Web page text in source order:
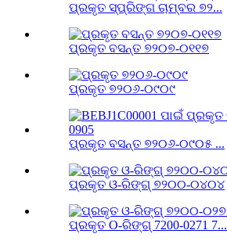
ପ୍ରକୃତ ସ୍ପ୍ରିଙ୍ଗ ଚାମ୍ବର ୭୨...
ପ୍ରକୃତ ବସନ୍ତ ୭୨୦୭-୦୧୧୭
ପ୍ରକୃତ ୭୨୦୬-୦୯୦୯
ପ୍ରକୃତ ବସନ୍ତ ୭୨୦୬-୦୯୦୫ ...
ପ୍ରକୃତ ଓ-ରିଙ୍ଗ୍ ୭୨୦୦-୦୪୦୪
ପ୍ରକୃତ O-ରିଙ୍ଗ୍ 7200-0271 7...